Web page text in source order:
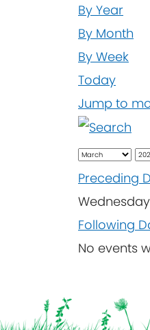
By Year
By Month
By Week
Today
Jump to
Preceding
Following
No events